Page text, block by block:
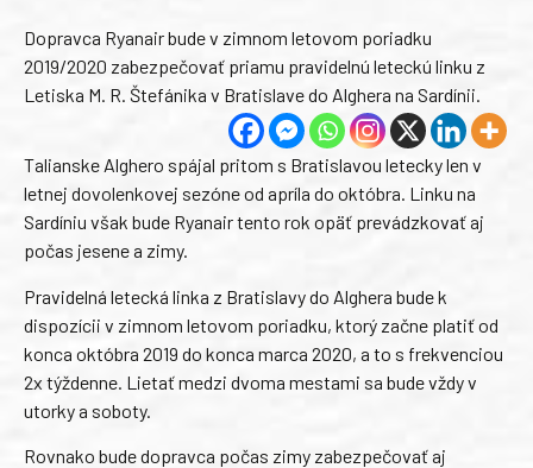
Dopravca Ryanair bude v zimnom letovom poriadku
2019/2020 zabezpečovať priamu pravidelnú leteckú linku z
Letiska M. R. Štefánika v Bratislave do Alghera na Sardínii.
Talianske Alghero spájal pritom s Bratislavou letecky len v
letnej dovolenkovej sezóne od apríla do októbra. Linku na
Sardíniu však bude Ryanair tento rok opäť prevádzkovať aj
počas jesene a zimy.
Pravidelná letecká linka z Bratislavy do Alghera bude k
dispozícii v zimnom letovom poriadku, ktorý začne platiť od
konca októbra 2019 do konca marca 2020, a to s frekvenciou
2x týždenne. Lietať medzi dvoma mestami sa bude vždy v
utorky a soboty.
Rovnako bude dopravca počas zimy zabezpečovať aj